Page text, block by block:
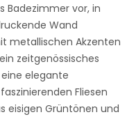
Badezimmer vor, in
Wand
metallischen Akzenten
zeitgenössisches
elegante
Fliesen
eisigen Grüntönen und